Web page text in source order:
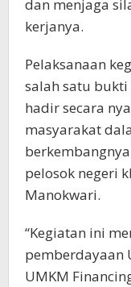
dan menjaga
kerjanya.
Pelaksanaan
salah satu bukti
hadir secara
masyarakat
pelosok negeri
Manokwari.
“Kegiatan ini
pemberdayaan
UMKM